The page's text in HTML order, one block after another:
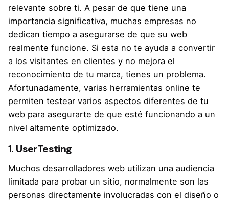
relevante sobre ti. A pesar de que tiene una
importancia significativa, muchas empresas no
dedican tiempo a asegurarse de que su web
realmente funcione. Si esta no te ayuda a convertir
a los visitantes en clientes y no mejora el
reconocimiento de tu marca, tienes un problema.
Afortunadamente, varias herramientas online te
permiten testear varios aspectos diferentes de tu
web para asegurarte de que esté funcionando a un
nivel altamente optimizado.
1. UserTesting
Muchos desarrolladores web utilizan una audiencia
limitada para probar un sitio, normalmente son las
personas directamente involucradas con el diseño o